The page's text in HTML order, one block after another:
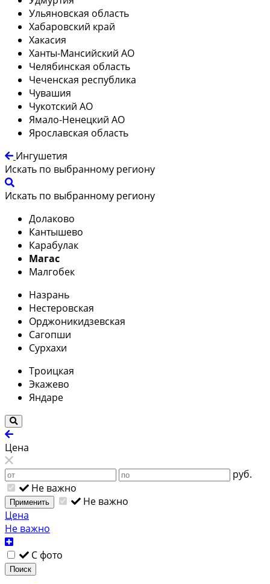
Ульяновская область
Хабаровский край
Хакасия
Ханты-Мансийский АО
Челябинская область
Чеченская республика
Чувашия
Чукотский АО
Ямало-Ненецкий АО
Ярославская область
Ингушетия
Искать по выбранному региону
Искать по выбранному региону
Долаково
Кантышево
Карабулак
Магас
Малгобек
Назрань
Нестеровская
Орджоникидзевская
Сагопши
Сурхахи
Троицкая
Экажево
Яндаре
Цена
руб.
Не важно
Применить
Не важно
Цена
Не важно
С фото
Поиск